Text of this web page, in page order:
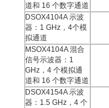
道和 16 个数字通道
DSOX4104A 示波
器：1 GHz，4个模
拟通道
MSOX4104A 混合
信号示波器：1
GHz，4 个模拟通
道和 16 个数字通道
DSOX4154A 示波
器：1.5 GHz，4 个